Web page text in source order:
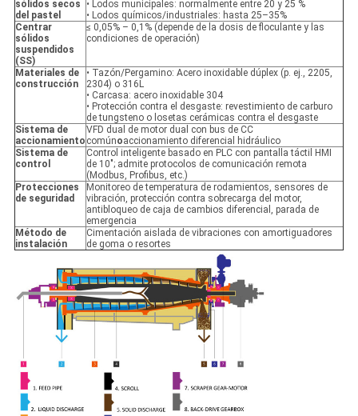
sólidos secos
del pastel
• Lodos municipales: normalmente entre 20 y 25 %
• Lodos químicos/industriales: hasta 25–35%
Centrar
sólidos
suspendidos
(SS)
≤ 0,05% – 0,1% (depende de la dosis de floculante y las
condiciones de operación)
Materiales de
construcción
• Tazón/Pergamino: Acero inoxidable dúplex (p. ej., 2205,
2304) o 316L
• Carcasa: acero inoxidable 304
• Protección contra el desgaste: revestimiento de carburo
de tungsteno o losetas cerámicas contra el desgaste
Sistema de
accionamiento
VFD dual de motor dual con bus de CC
comúnoaccionamiento diferencial hidráulico
Sistema de
control
Control inteligente basado en PLC con pantalla táctil HMI
de 10"; admite protocolos de comunicación remota
(Modbus, Profibus, etc.)
Protecciones
de seguridad
Monitoreo de temperatura de rodamientos, sensores de
vibración, protección contra sobrecarga del motor,
antibloqueo de caja de cambios diferencial, parada de
emergencia
Método de
instalación
Cimentación aislada de vibraciones con amortiguadores
de goma o resortes